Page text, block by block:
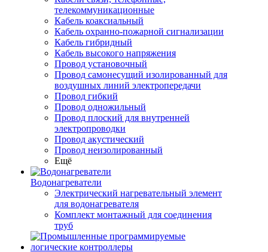
телекоммуникационные
Кабель коаксиальный
Кабель охранно-пожарной сигнализации
Кабель гибридный
Кабель высокого напряжения
Провод установочный
Провод самонесущий изолированный для
воздушных линий электропередачи
Провод гибкий
Провод одножильный
Провод плоский для внутренней
электропроводки
Провод акустический
Провод неизолированный
Ещё
Водонагреватели
Электрический нагревательный элемент
для водонагревателя
Комплект монтажный для соединения
труб